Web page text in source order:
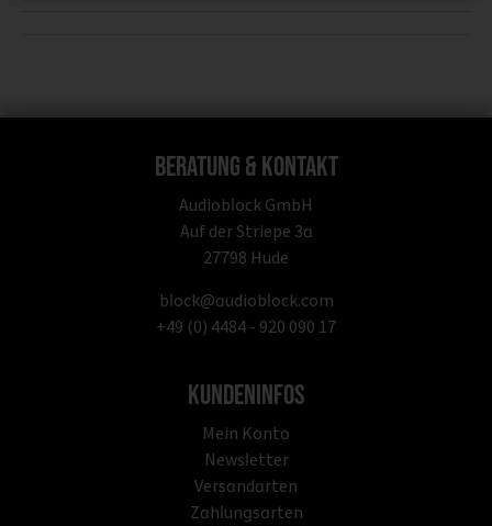
Beratung & Kontakt
Audioblock GmbH
Auf der Striepe 3a
27798 Hude
block@audioblock.com
+49 (0) 4484 - 920 090 17
Kundeninfos
Mein Konto
Newsletter
Versandarten
Zahlungsarten